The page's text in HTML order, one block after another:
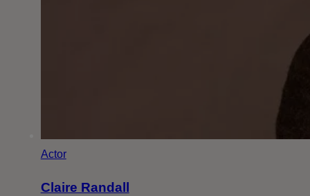
Actor
Claire Randall